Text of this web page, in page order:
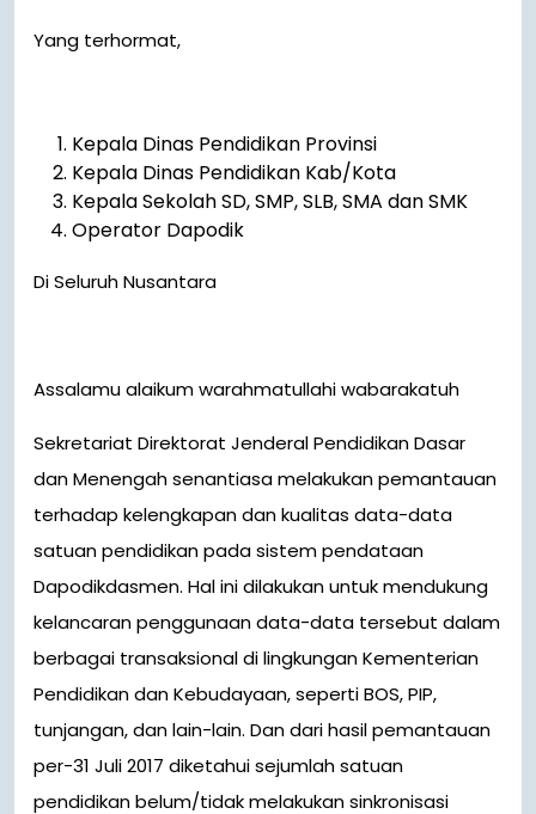
Yang terhormat,
Kepala Dinas Pendidikan Provinsi
Kepala Dinas Pendidikan Kab/Kota
Kepala Sekolah SD, SMP, SLB, SMA dan SMK
Operator Dapodik
Di Seluruh Nusantara
Assalamu alaikum warahmatullahi wabarakatuh
Sekretariat Direktorat Jenderal Pendidikan Dasar
dan Menengah senantiasa melakukan pemantauan
terhadap kelengkapan dan kualitas data-data
satuan pendidikan pada sistem pendataan
Dapodikdasmen. Hal ini dilakukan untuk mendukung
kelancaran penggunaan data-data tersebut dalam
berbagai transaksional di lingkungan Kementerian
Pendidikan dan Kebudayaan, seperti BOS, PIP,
tunjangan, dan lain-lain. Dan dari hasil pemantauan
per-31 Juli 2017 diketahui sejumlah satuan
pendidikan belum/tidak melakukan sinkronisasi